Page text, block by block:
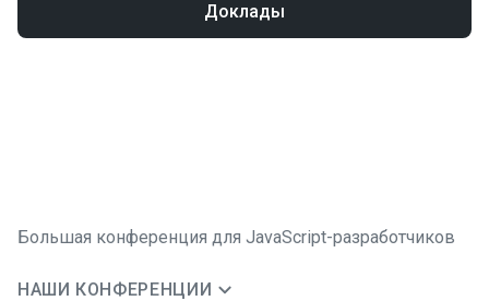
Доклады
Большая конференция для JavaScript-разработчиков
НАШИ КОНФЕРЕНЦИИ